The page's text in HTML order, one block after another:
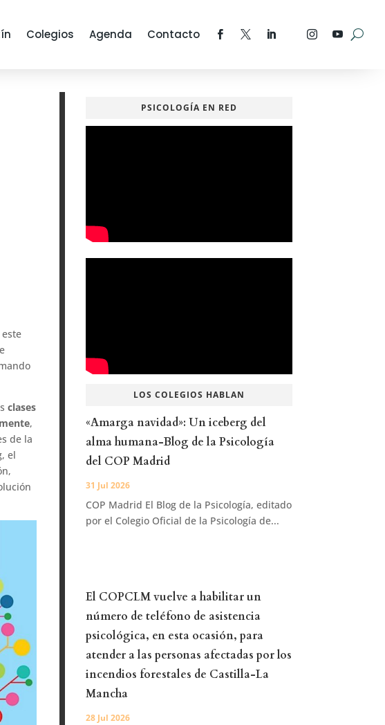
Colegios Agenda Contacto
clases
,
de la
el
PSICOLOGÍA EN RED
LOS COLEGIOS HABLAN
«Amarga navidad»: Un iceberg del
alma humana-Blog de la Psicología
del COP Madrid
31 Jul 2026
COP Madrid El Blog de la Psicología, editado
por el Colegio Oficial de la Psicología de...
El COPCLM vuelve a habilitar un
número de teléfono de asistencia
psicológica, en esta ocasión, para
atender a las personas afectadas por los
incendios forestales de Castilla-La
Mancha
28 Jul 2026